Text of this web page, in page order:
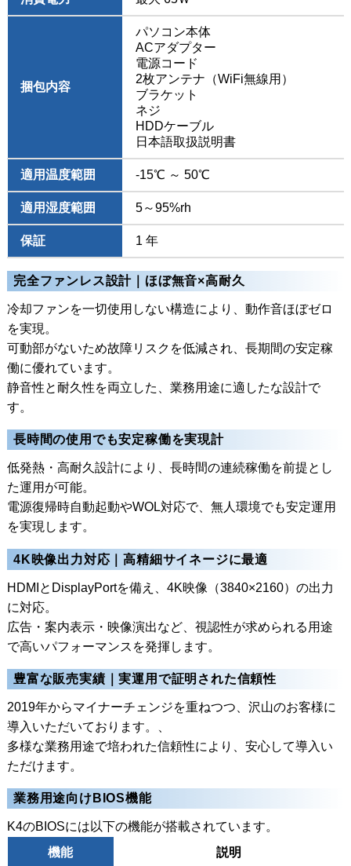
捆包内容
パソコン本体
ACアダプター
電源コード
2枚アンテナ（WiFi無線用）
ブラケット
ネジ
HDDケーブル
日本語取扱説明書
適用温度範囲 -15℃ ～ 50℃
適用湿度範囲 5～95%rh
保証 1 年
完全ファンレス設計｜ほぼ無音×高耐久
冷却ファンを一切使用しない構造により、動作音ほぼゼロ
を実現。
可動部がないため故障リスクを低減され、長期間の安定稼
働に優れています。
静音性と耐久性を両立した、業務用途に適したな設計で
す。
長時間の使用でも安定稼働を実現計
低発熱・高耐久設計により、長時間の連続稼働を前提とし
た運用が可能。
電源復帰時自動起動やWOL対応で、無人環境でも安定運用
を実現します。
4K映像出力対応｜高精細サイネージに最適
HDMIとDisplayPortを備え、4K映像（3840×2160）の出力
に対応。
広告・案内表示・映像演出など、視認性が求められる用途
で高いパフォーマンスを発揮します。
豊富な販売実績｜実運用で証明された信頼性
2019年からマイナーチェンジを重ねつつ、沢山のお客様に
導入いただいております。、
多様な業務用途で培われた信頼性により、安心して導入い
ただけます。
業務用途向けBIOS機能
K4のBIOSには以下の機能が搭載されています。
機能
説明